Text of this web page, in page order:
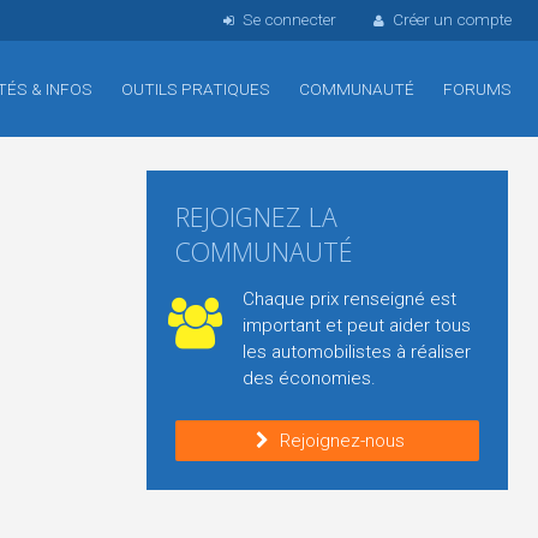
Se connecter Créer un compte
& INFOS OUTILS PRATIQUES COMMUNAUTÉ FORUMS
REJOIGNEZ LA
COMMUNAUTÉ
Chaque prix renseigné est
important et peut aider tous
les automobilistes à réaliser
des économies.
Rejoignez-nous